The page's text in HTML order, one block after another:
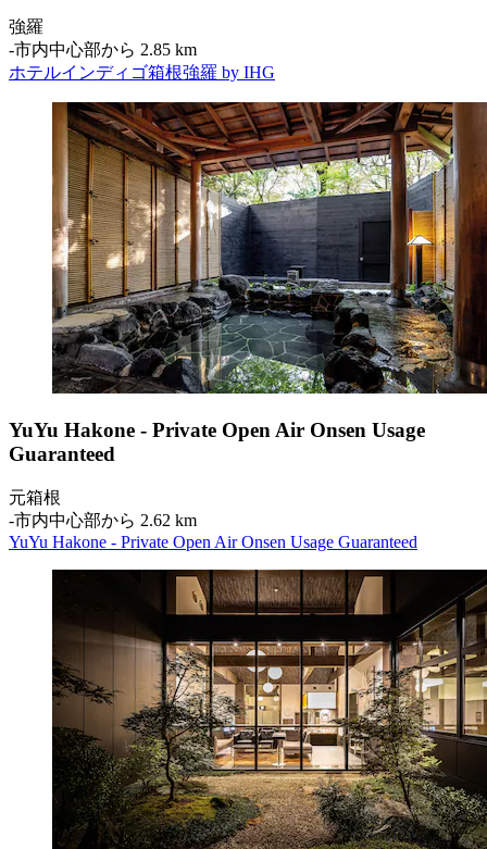
強羅
‐市内中心部から 2.85 km
ホテルインディゴ箱根強羅 by IHG
YuYu Hakone - Private Open Air Onsen Usage
Guaranteed
元箱根
‐市内中心部から 2.62 km
YuYu Hakone - Private Open Air Onsen Usage Guaranteed